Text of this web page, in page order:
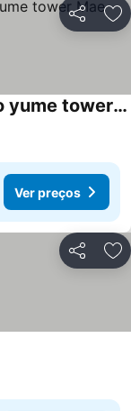
Partilhar
Toyoko Inn Shimonoseki Kaikyo yume tower Mae
Ver preços
Partilhar